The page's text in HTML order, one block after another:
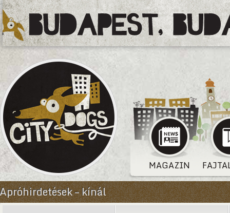
MAGAZIN
Apróhirdetések – kínál